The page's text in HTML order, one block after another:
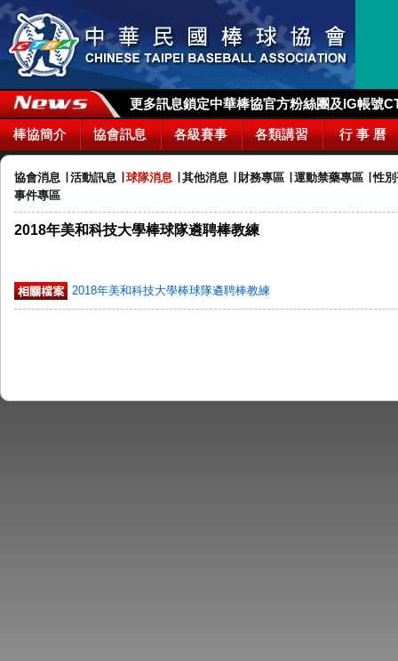
更多訊息鎖定中華棒協官方粉絲團及IG帳號
棒協簡介 協會訊息 各級賽事 各類講習 行 事 曆
協會消息 活動訊息 球隊消息 其他消息 財務專區 運動禁藥專區 ∣性
事件專區
2018年美和科技大學棒球隊遴聘棒教練
2018年美和科技大學棒球隊遴聘棒教練